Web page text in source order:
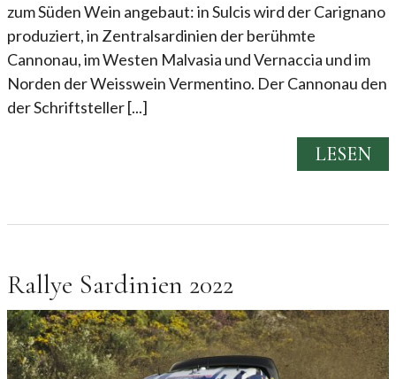
zum Süden Wein angebaut: in Sulcis wird der Carignano
produziert, in Zentralsardinien der berühmte
Cannonau, im Westen Malvasia und Vernaccia und im
Norden der Weisswein Vermentino. Der Cannonau den
der Schriftsteller [...]
LESEN
Rallye Sardinien 2022